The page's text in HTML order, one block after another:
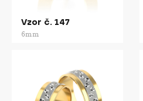
Vzor č. 147
6mm